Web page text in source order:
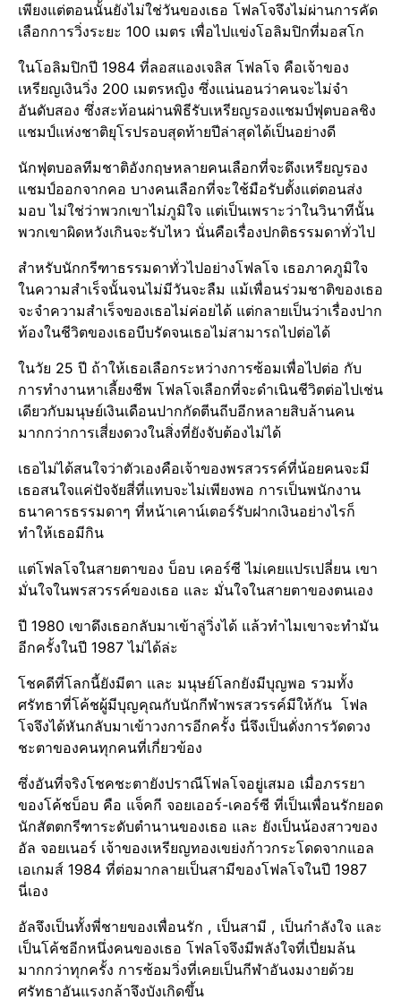
เพียงแต่ตอนนั้นยังไม่ใช่วันของเธอ โฟลโจจึงไม่ผ่านการคัด
เลือกการวิ่งระยะ​ 100 เมตร เพื่อไปแข่งโอลิมปิกที่มอสโก​
ในโอลิมปิกปี 1984 ที่ลอสแองเจลิส​ โฟลโจ คือเจ้าของ
เหรียญเงิน​วิ่ง 200 เมตรหญิง ซึ่งแน่นอนว่าคนจะไม่จำ
อันดับสอง ซึ่งสะท้อนผ่านพิธีรับเหรียญรองแชมป์​ฟุตบอล​ชิง
แชมป์​แห่งชาติ​ยุโรป​รอบ​สุดท้าย​ปีล่าสุดได้เป็นอย่างดี
นักฟุตบอล​ทีม​ชาติ​อังกฤษ​หลายคนเลือกที่จะดึงเหรียญ​รอง
แชมป์​ออกจากคอ บางคนเลือกที่จะใช้มือรับตั้งแต่​ตอนส่ง
มอบ ไม่ใช่ว่าพวกเขาไม่ภูมิใจ แต่เป็นเพราะว่าในวินาทีนั้น
พวกเขาผิดหวังเกินจะรับไหว นั่นคือเรื่องปกติ​ธรรมดาทั่วไป
สำหรับนักกรีฑาธรรมดาทั่วไปอย่างโฟลโจ เธอภาคภูมิใจ​
ในความสำเร็จนั้นจนไม่มีวันจะลืม แม้เพื่อนร่วมชาติของเธอ
จะจำความสำเร็จ​ของเธอไม่ค่อยได้ แต่กลายเป็นว่าเรื่องปาก
ท้องในชีวิตของเธอบีบรัดจนเธอไม่สามารถไปต่อได้
ในวัย 25 ปี ถ้าให้เธอเลือกระหว่างการซ้อมเพื่อไปต่อ กับ
การทำงานหาเลี้ยงชีพ โฟลโจเลือกที่จะดำเนินชีวิตต่อไปเช่น
เดียวกับมนุษ​ย์เงินเดือนปากกัดตีนถีบอีกหลายสิบล้านคน
มากกว่าการเสี่ยงดวงในสิ่งที่ยังจับต้องไม่ได้
เธอไม่ได้สนใจว่าตัวเองคือเจ้าของพรสวรรค์ที่น้อยคนจะมี​
เธอสนใจแค่ปัจจัย​สี่ที่แทบจะไม่เพียงพอ การเป็นพนักงาน
ธนาคารธรรมดาๆ ที่หน้าเคาน์เตอร์​รับฝากเงินอย่างไรก็
ทำให้เธอมีกิน
แต่โฟลโจในสายตาของ บ็อบ เคอร์​ซี ไม่เคยแปรเปลี่ยน เขา
มั่นใจในพรสวรรค์​ของเธอ และ มั่นใจในสายตาของตนเอง
ปี 1980 เขาดึงเธอกลับมาเข้าลู่วิ่งได้ แล้วทำไมเขาจะทำมัน
อีกครั้งในปี 1987 ไม่ได้ล่ะ
โชคดีที่โลกนี้ยังมีตา และ มนุษย์​โลกยังมีบุญพอ รวมทั้ง
ศรัทธา​ที่โค้ชผู้มีบุญคุณ​กับนักกีฬาพรสวรรค์มีให้กัน โฟล
โจจึงได้หันกลับมาเข้าวงการอีกครั้ง นี่จึงเป็นดั่งการวัดดวง
ชะตาของคนทุกคนที่เกี่ยวข้อง
ซึ่งอันที่จริงโชคชะตายังปราณีโฟลโจอยู่เสมอ เมื่อภรรยา
ของโค้ชบ็อบ คือ แจ็คกี จอยเออร์​-เคอร์ซี ที่เป็นเพื่อนรักยอด
นักสัตตกรีฑาระดับตำนานของเธอ และ ยังเป็นน้องสาวของ
อัล จอยเนอร์​ เจ้าของเหรียญทอง​เขย่งก้าวกระโดด​จากแอล
เอเกมส์ 1984 ที่ต่อมากลายเป็นสามีของโฟลโจในปี 1987
นี่เอง
อัลจึงเป็นทั้งพี่ชายของเพื่อนรัก , เป็นสามี , เป็นกำลังใจ และ
เป็นโค้ชอีกหนึ่งคนของเธอ โฟลโจจึงมีพลังใจที่เปี่ยมล้น
มากกว่าทุกครั้ง การซ้อมวิ่งที่เคยเป็นกีฬาอันงมงายด้วย
ศรัทธา​อันแรงกล้าจึงบังเกิดขึ้น